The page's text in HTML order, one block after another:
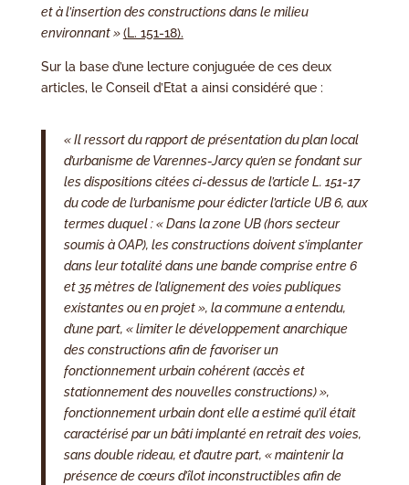
et à l’insertion des constructions dans le milieu
environnant »(L. 151-18).
Sur la base d’une lecture conjuguée de ces deux
articles, le Conseil d’Etat a ainsi considéré que :
« Il ressort du rapport de présentation du plan local
d’urbanisme de Varennes-Jarcy qu’en se fondant sur
les dispositions citées ci-dessus de l’article L. 151-17
du code de l’urbanisme pour édicter l’article UB 6, aux
termes duquel : « Dans la zone UB (hors secteur
soumis à OAP), les constructions doivent s’implanter
dans leur totalité dans une bande comprise entre 6
et 35 mètres de l’alignement des voies publiques
existantes ou en projet », la commune a entendu,
d’une part, « limiter le développement anarchique
des constructions afin de favoriser un
fonctionnement urbain cohérent (accès et
stationnement des nouvelles constructions) »,
fonctionnement urbain dont elle a estimé qu’il était
caractérisé par un bâti implanté en retrait des voies,
sans double rideau, et d’autre part, « maintenir la
présence de cœurs d’îlot inconstructibles afin de